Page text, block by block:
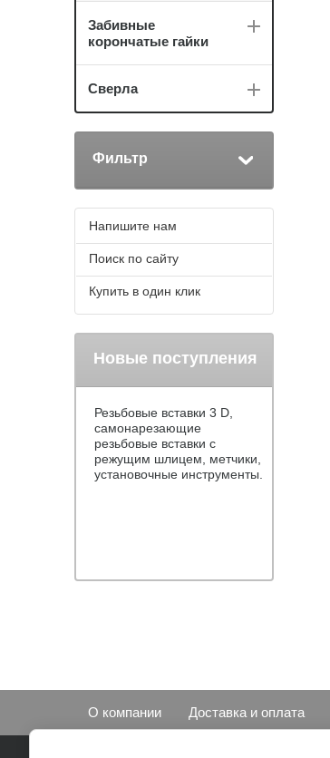
Забивные
корончатые гайки
Сверла
Фильтр
Напишите нам
Поиск по сайту
Купить в один клик
Новые поступления
Резьбовые вставки 3 D,
самонарезающие
резьбовые вставки с
режущим шлицем, метчики,
установочные инструменты.
О компании Доставка и оплата